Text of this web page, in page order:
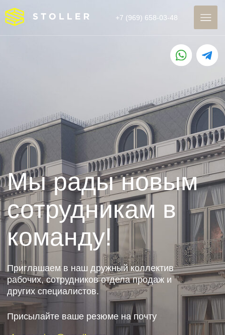
Мы рады новым
сотрудникам в
команду!
Приглашаем в наш дружный коллектив
рабочих, сотрудников отдела продаж и
других специалистов.
oknamazina@gmail.com
+7 (969) 658-03-48
Присылайте ваше резюме на почту